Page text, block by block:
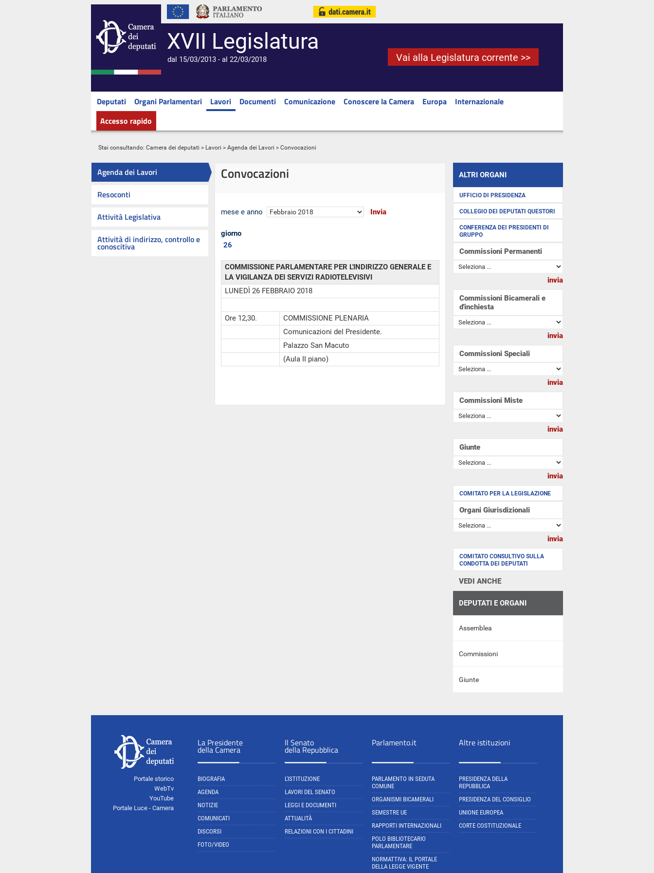
XVII Legislatura
dal 15/03/2013 - al 22/03/2018 Vai alla Legislatura corrente >>
Deputati Organi Parlamentari Lavori Documenti Comunicazione Conoscere la Camera Europa
Internazionale
Accesso rapido
Stai consultando: Camera dei deputati > Lavori > Agenda dei Lavori > Convocazioni
Agenda dei Lavori
Resoconti
Attività Legislativa
Attività di indirizzo, controllo e
conoscitiva
Convocazioni
mese e anno
giorno
26
COMMISSIONE PARLAMENTARE PER L'INDIRIZZO GENERALE E
LA VIGILANZA DEI SERVIZI RADIOTELEVISIVI
LUNEDÌ 26 FEBBRAIO 2018
Ore 12,30.
COMMISSIONE PLENARIA
Comunicazioni del Presidente.
Palazzo San Macuto
(Aula II piano)
ALTRI ORGANI
UFFICIO DI PRESIDENZA
COLLEGIO DEI DEPUTATI QUESTORI
CONFERENZA DEI PRESIDENTI DI
GRUPPO
Commissioni Permanenti
Commissioni Bicamerali e
d'inchiesta
Commissioni Speciali
Commissioni Miste
Giunte
COMITATO PER LA LEGISLAZIONE
Organi Giurisdizionali
COMITATO CONSULTIVO SULLA
CONDOTTA DEI DEPUTATI
VEDI ANCHE
DEPUTATI E ORGANI
Assemblea
Commissioni
Giunte
Portale storico
WebTv
YouTube
Portale Luce - Camera
La Presidente
della Camera
BIOGRAFIA
AGENDA
NOTIZIE
COMUNICATI
DISCORSI
FOTO/VIDEO
Il Senato
della Repubblica
L'ISTITUZIONE
LAVORI DEL SENATO
LEGGI E DOCUMENTI
ATTUALITÀ
RELAZIONI CON I CITTADINI
Parlamento.it
PARLAMENTO IN SEDUTA
COMUNE
ORGANISMI BICAMERALI
SEMESTRE UE
RAPPORTI INTERNAZIONALI
POLO BIBLIOTECARIO
PARLAMENTARE
NORMATTIVA: IL PORTALE
DELLA LEGGE VIGENTE
Altre istituzioni
PRESIDENZA DELLA
REPUBBLICA
PRESIDENZA DEL CONSIGLIO
UNIONE EUROPEA
CORTE COSTITUZIONALE